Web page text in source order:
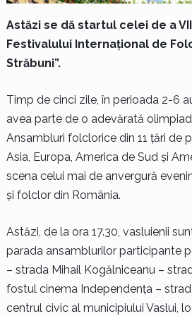
Astăzi se dă startul celei de a
Festivalului Internațional de
Străbuni”.
Timp de cinci zile, în perioada 2-6
avea parte de o adevărată
Ansambluri folclorice din 11 țări de
Asia, Europa, America de Sud și
scena celui mai de anvergură
și folclor din România.
Astăzi, de la ora 17.30, vasluienii
parada ansamblurilor participante
– strada Mihail Kogălniceanu –
fostul cinema Independența –
centrul civic al municipiului Vaslui,